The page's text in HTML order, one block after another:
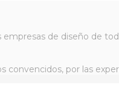
de diseño de
por las